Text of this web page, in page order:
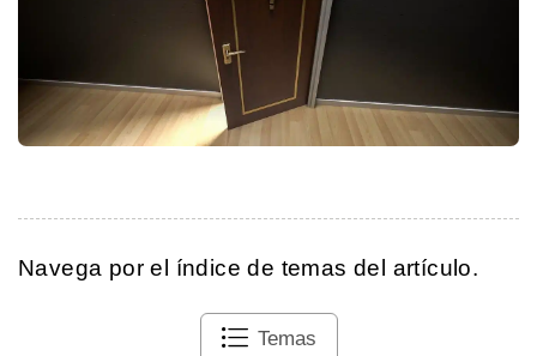
Navega por el índice de temas del artículo.
Temas